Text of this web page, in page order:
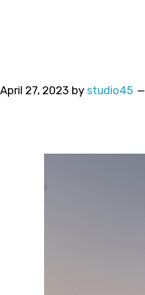
April 27, 2023 bystudio45